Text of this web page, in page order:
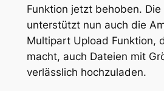
Funktion jetzt behoben. Die
unterstützt nun auch die
Multipart Upload Funktion,
macht, auch Dateien mit
verlässlich hochzuladen.